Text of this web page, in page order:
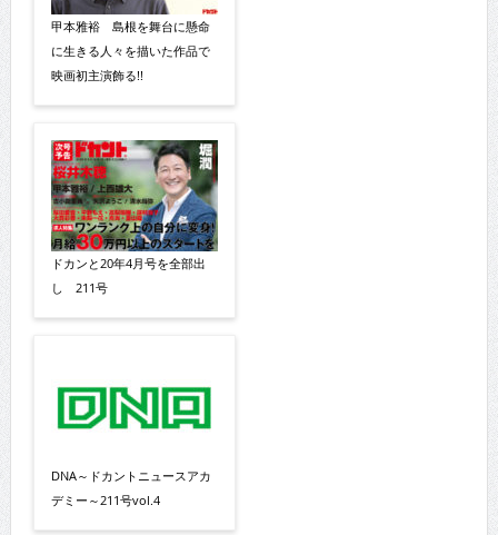
甲本雅裕 島根を舞台に懸命
に生きる人々を描いた作品で
映画初主演飾る!!
ドカンと20年4月号を全部出
し 211号
DNA～ドカントニュースアカ
デミー～211号vol.4